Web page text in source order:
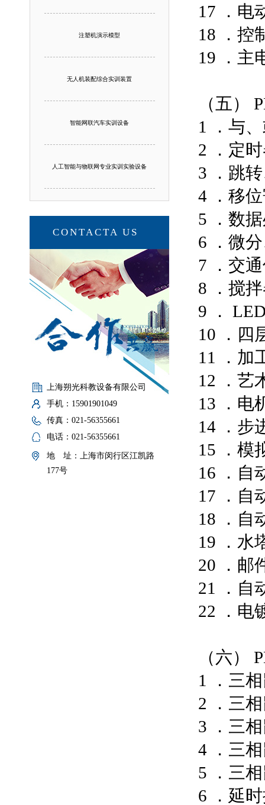
注塑机演示模型
无人机装配综合实训装置
智能网联汽车实训设备
人工智能与物联网专业实训实验设备
CONTACTA US
上海朔光科教设备有限公司
手机：15901901049
传真：021-56355661
电话：021-56355661
地 址：上海市闵行区江凯路
177号
17 ．电
18 ．控
19 ．主
（五）
1 ．与
2 ．定
3 ．跳
4 ．移
5 ．数
6 ．微
7 ．交
8 ．搅
9 ．
10 ．四
11 ．加
12 ．艺
13 ．电
14 ．步
15 ．模
16 ．自
17 ．自
18 ．自
19 ．水
20 ．邮
21 ．自
22 ．电
（六）
1 ．三
2 ．三
3 ．三
4 ．三
5 ．三
6 ．延